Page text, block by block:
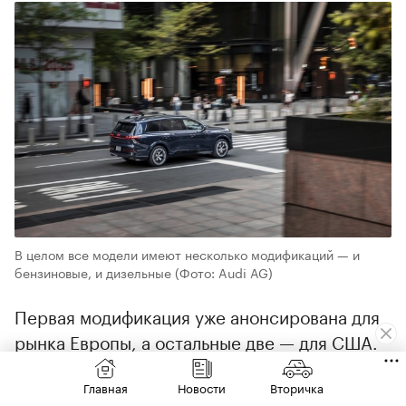
В целом все модели имеют несколько модификаций — и
бензиновые, и дизельные(Фото: Audi AG)
Первая модификация уже анонсирована для
рынка Европы, а остальные две — для США.
При этом в Audi подчеркнули, что
приоритетным для модели будет именно
Главная Новости Вторичка